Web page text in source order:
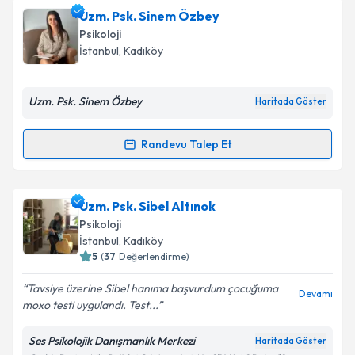
Takvim Talebini Gönder
Klinik Psikolog Gözde Yıldırım
talebi oluşturun. Size bu uzmandan randevu almanız
için bir takvim hazırlandığında e-posta ile
bilgilendireceğiz.
E-posta Adresiniz
kapsamda işlenmesini kabul ediyorum.
Takvim Talebini Gönder
Uzm. Psk. Sinem Özbey
Psikoloji
İstanbul, Kadıköy
Uzm. Psk. Sinem Özbey Haritada Göster
Randevu Talep Et
Randevu Takvimi Talebi
Uzm. Psk. Sinem Özbeyiçin randevu takvimi talebi
oluşturun. Size bu uzmandan randevu almanız için bir
takvim hazırlandığında e-posta ile bilgilendireceğiz.
Kişisel verilerimin işlenmesine ilişkin
Aydınlatma
Uzm. Psk. Sibel Altınok
Psikoloji
İstanbul, Kadıköy
5 (37 Değerlendirme)
Tavsiye üzerine Sibel hanıma başvurdum çocuğuma
moxo testi uygulandı. Test...
Devamı
Ses Psikolojik Danışmanlık Merkezi Haritada Göster